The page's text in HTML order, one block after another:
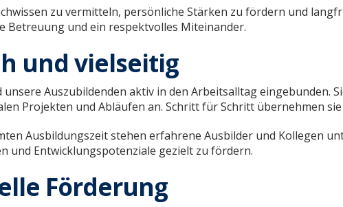
zu vermitteln, persönliche Stärken zu fördern und
Betreuung und ein respektvolles Miteinander.
und vielseitig
unsere Auszubildenden aktiv in den Arbeitsalltag eingebunden.
Projekten und Abläufen an. Schritt für Schritt übernehmen
Ausbildungszeit stehen erfahrene Ausbilder und Kollegen
und Entwicklungspotenziale gezielt zu fördern.
Förderung